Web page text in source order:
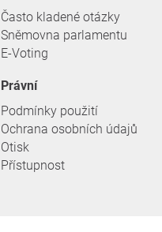
Často kladené otázky
Sněmovna parlamentu
E-Voting
Právní
Podmínky použití
Ochrana osobních údajů
Otisk
Přístupnost